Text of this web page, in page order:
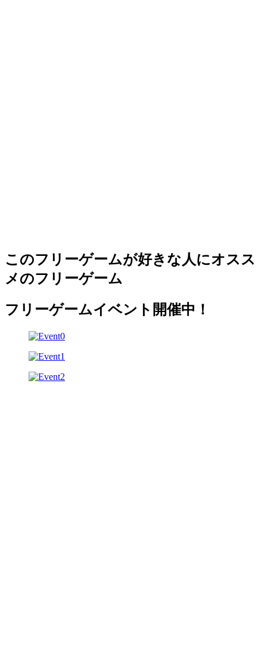
このフリーゲームが好きな人にオスス
メのフリーゲーム
フリーゲームイベント開催中！